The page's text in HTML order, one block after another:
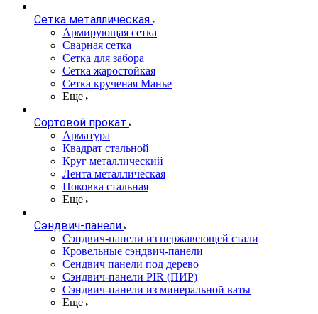
Сетка металлическая
Армирующая сетка
Сварная сетка
Сетка для забора
Сетка жаростойкая
Сетка крученая Манье
Еще
Сортовой прокат
Арматура
Квадрат стальной
Круг металлический
Лента металлическая
Поковка стальная
Еще
Сэндвич-панели
Cэндвич-панели из нержавеющей стали
Кровельные сэндвич-панели
Сендвич панели под дерево
Сэндвич-панели PIR (ПИР)
Сэндвич-панели из минеральной ваты
Еще